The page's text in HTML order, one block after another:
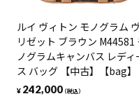
ルイ ヴィトン モノグラム
リゼット ブラウン M44581
ノグラムキャンバス レディ
ス バッグ 【中古】【bag】
¥ 242,000（税込）